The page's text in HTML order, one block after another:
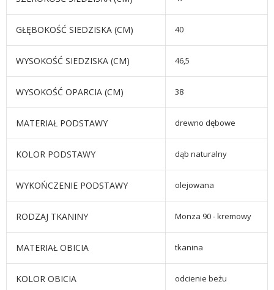
GŁĘBOKOŚĆ SIEDZISKA (CM) 40
WYSOKOŚĆ SIEDZISKA (CM) 46,5
WYSOKOŚĆ OPARCIA (CM) 38
MATERIAŁ PODSTAWY drewno dębowe
KOLOR PODSTAWY dąb naturalny
WYKOŃCZENIE PODSTAWY olejowana
RODZAJ TKANINY Monza 90 - kremowy
MATERIAŁ OBICIA tkanina
KOLOR OBICIA odcienie beżu